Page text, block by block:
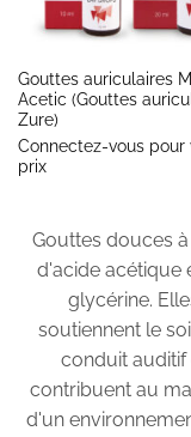
Gouttes auriculaires
Acetic (Gouttes
Zure)
Connectez-vous pour
prix
Gouttes douces
d'acide acétique
glycérine.
soutiennent le
conduit auditif
contribuent au
d'un